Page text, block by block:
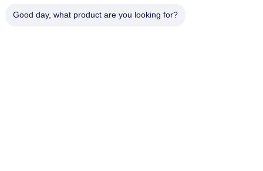
Good day, what product are you looking for?